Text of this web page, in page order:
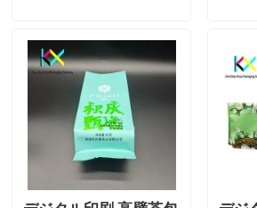
製品
ビデオ
わたしたち に つい て